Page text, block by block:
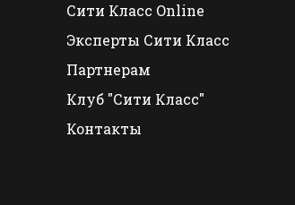
Сити Класс Online
Эксперты Сити Класс
Партнерам
Клуб "Сити Класс"
Контакты